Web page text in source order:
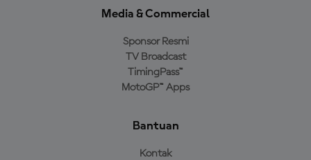
Media & Commercial
Sponsor Resmi
TV Broadcast
TimingPass™
MotoGP™ Apps
Bantuan
Kontak